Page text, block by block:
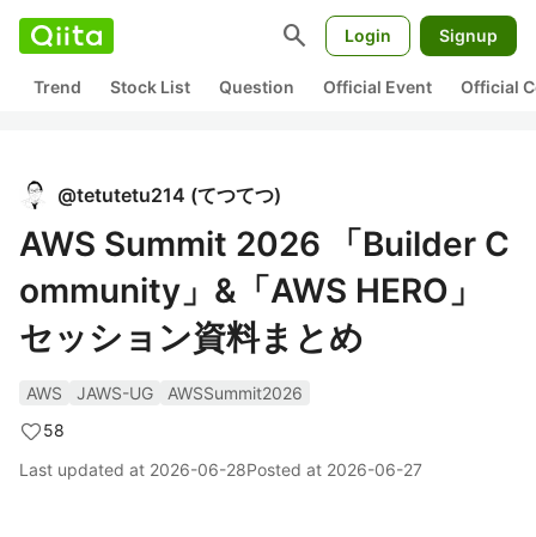
search Login Signup
Trend Stock List Question Official Event Official
@tetutetu214 (てつてつ)
AWS Summit 2026 「Builder C
ommunity」&「AWS HERO」
セッション資料まとめ
AWS JAWS-UG
AWSSummit2026
58
Last updated at 2026-06-28Posted at 2026-06-27